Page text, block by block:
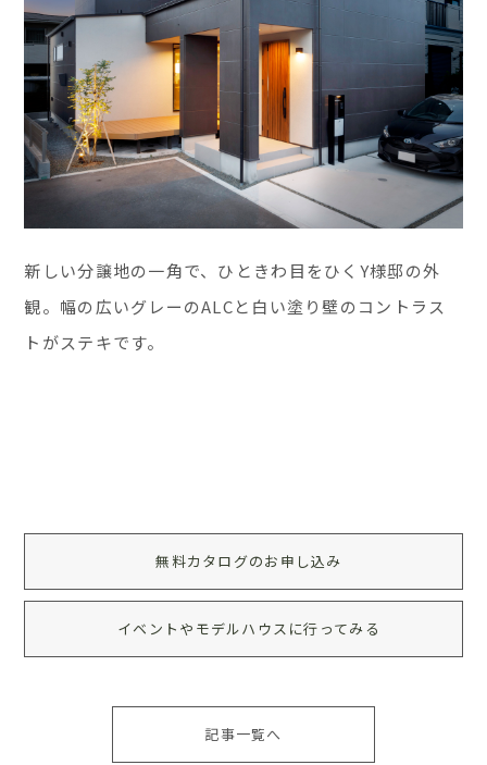
新しい分譲地の一角で、ひときわ目をひくY様邸の外
観。幅の広いグレーのALCと白い塗り壁のコントラス
トがステキです。
無料カタログのお申し込み
イベントやモデルハウスに行ってみる
記事一覧へ